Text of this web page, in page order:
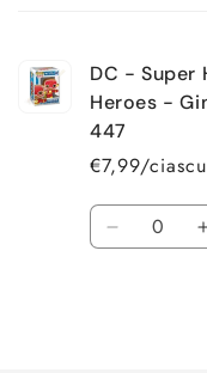
DC - Super
Heroes -
447
€7,99/
Quantità
Diminuisci